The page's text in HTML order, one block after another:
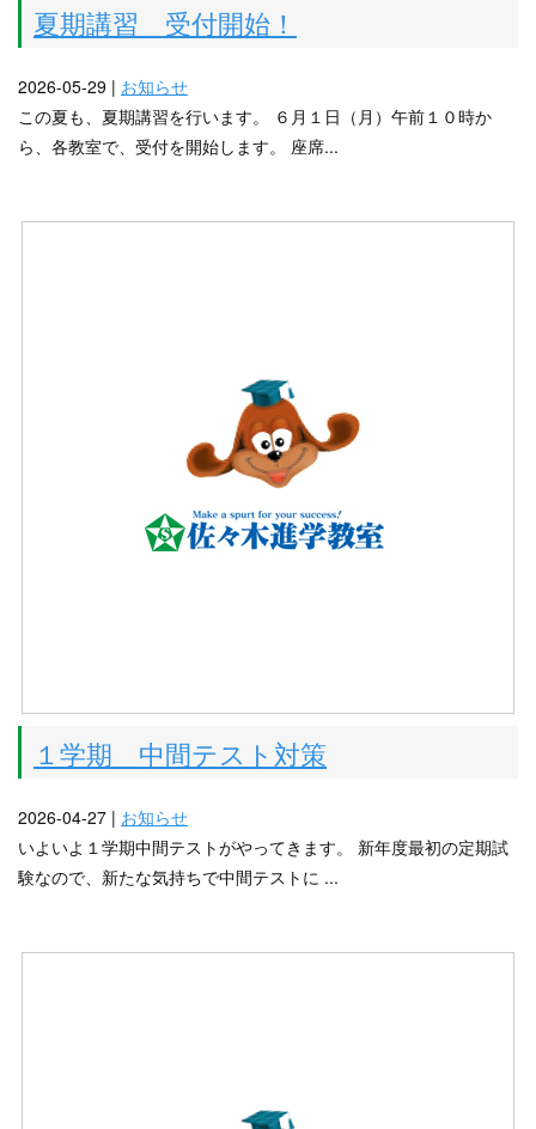
夏期講習 受付開始！
2026-05-29 | お知らせ
この夏も、夏期講習を行います。 ６月１日（月）午前１０時か
ら、各教室で、受付を開始します。 座席...
１学期 中間テスト対策
2026-04-27 | お知らせ
いよいよ１学期中間テストがやってきます。 新年度最初の定期試
験なので、新たな気持ちで中間テストに ...